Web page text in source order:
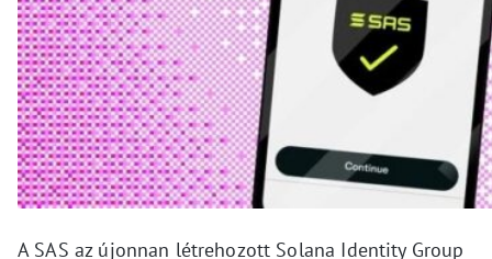
A SAS az újonnan létrehozott Solana Identity Group